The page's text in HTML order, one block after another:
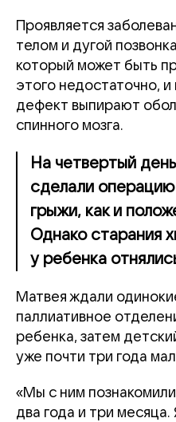
Проявляется
телом и дугой
который может быть
этого недостаточно,
дефект выпирают
спинного мозга.
На четвертый
сделали
грыжи, как и
Однако старания
у ребенка
Матвея ждали
паллиативное
ребенка, затем
уже почти три года
«Мы с ним
два года и три месяца.